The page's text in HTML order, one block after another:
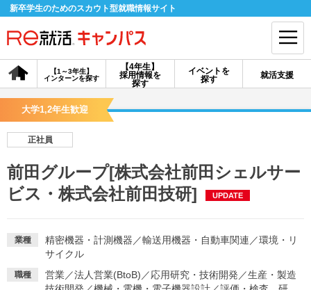
新卒学生のためのスカウト型就職情報サイト
【4年生】
採用情報を
探す
【1～3年生】
インターンを探す
イベントを
探す
就活支援
会員登録 ログイン
探す
【4年生】
【4年生】
【1～3年生】
イベントを探す
大学1,2年生歓迎
正社員
前田グループ[株式会社前田シェルサー
ビス・株式会社前田技研]
UPDATE
業種 精密機器・計測機器 ／輸送用機器・自動車関連 ／環境・リ
サイクル
職種 営業／法人営業(BtoB) ／応用研究・技術開発 ／生産・製造